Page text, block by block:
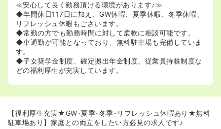
≪安心して長く勤務頂ける環境があります♪≫
◆年間休日117日に加え、GW休暇、夏季休暇、冬季休暇、
リフレッシュ休暇もございます。
◆常勤の方でも勤務時間に対して柔軟に相談可能です。
◆車通勤が可能となっており、無料駐車場も完備していま
す。
◆子女奨学金制度、確定拠出年金制度、従業員持株制度な
どの福利厚生が充実しています。
【福利厚生充実★GW･夏季･冬季･リフレッシュ休暇あり★無料
駐車場あり】家庭との両立をしたい方必見の求人です♪